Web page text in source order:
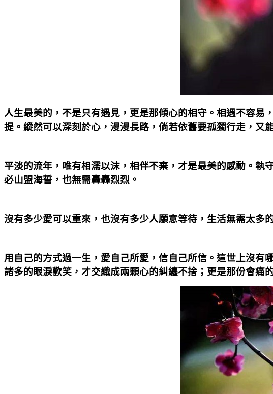
人生最美的，不是只有遇見，更是那傾心的相守。相遇不容
提。縱然可以深刻於心，漫漫長路，倘若依舊要孤獨行走，又
平淡的流年，唯有相濡以沫，相伴不棄，才是最美的感動。
必山盟海誓，也無需轟轟烈烈。
沒有多少愛可以重來，也沒有多少人願意等待，生活無需太多
用自己的方式過一生，愛自己所愛，信自己所信。這世上沒
諸多的眼淚歡笑，才交織成兩顆心的糾纏不捨；更是那份會痛